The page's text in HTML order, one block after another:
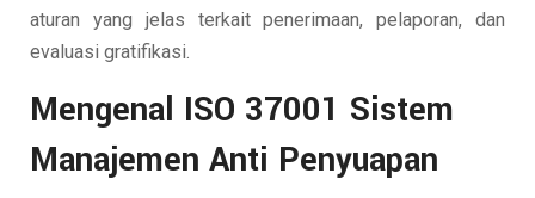
aturan yang jelas terkait penerimaan, pelaporan, dan
evaluasi gratifikasi.
Mengenal ISO 37001 Sistem
Manajemen Anti Penyuapan